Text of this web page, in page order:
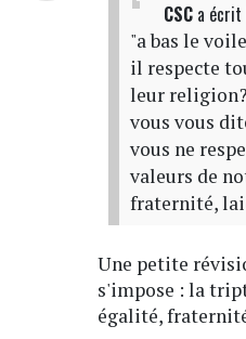
CSCa écrit
"a bas le
il respecte
leur religion?
vous vous
vous ne
valeurs de
fraternité,
Une petite
s'impose : la
égalité,